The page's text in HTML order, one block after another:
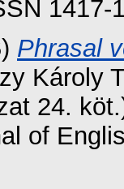
1417-
Phrasal
Károly
24.
of